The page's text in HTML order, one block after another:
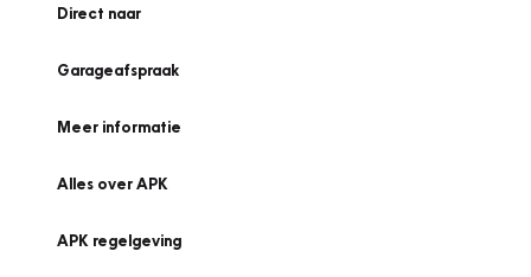
Direct naar
Garageafspraak
Meer informatie
Alles over APK
APK regelgeving